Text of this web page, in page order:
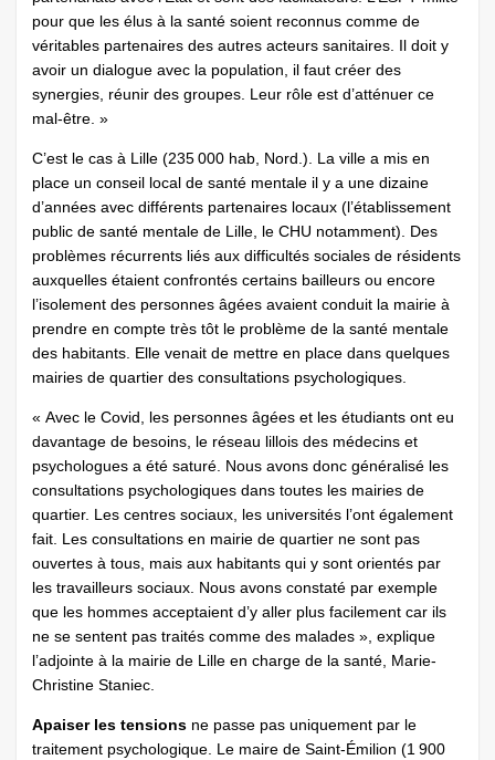
pour que les élus à la santé soient reconnus comme de
véritables partenaires des autres acteurs sanitaires. Il doit y
avoir un dialogue avec la population, il faut créer des
synergies, réunir des groupes. Leur rôle est d’atténuer ce
mal-être. »
C’est le cas à Lille (235 000 hab, Nord.). La ville a mis en
place un conseil local de santé mentale il y a une dizaine
d’années avec différents partenaires locaux (l’établissement
public de santé mentale de Lille, le CHU notamment). Des
problèmes récurrents liés aux difficultés sociales de résidents
auxquelles étaient confrontés certains bailleurs ou encore
l’isolement des personnes âgées avaient conduit la mairie à
prendre en compte très tôt le problème de la santé mentale
des habitants. Elle venait de mettre en place dans quelques
mairies de quartier des consultations psychologiques.
« Avec le Covid, les personnes âgées et les étudiants ont eu
davantage de besoins, le réseau lillois des médecins et
psychologues a été saturé. Nous avons donc généralisé les
consultations psychologiques dans toutes les mairies de
quartier. Les centres sociaux, les universités l’ont également
fait. Les consultations en mairie de quartier ne sont pas
ouvertes à tous, mais aux habitants qui y sont orientés par
les travailleurs sociaux. Nous avons constaté par exemple
que les hommes acceptaient d’y aller plus facilement car ils
ne se sentent pas traités comme des malades », explique
l’adjointe à la mairie de Lille en charge de la santé, Marie-
Christine Staniec.
Apaiser les tensions ne passe pas uniquement par le
traitement psychologique. Le maire de Saint-Émilion (1 900